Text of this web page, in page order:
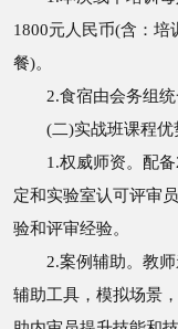
1800元人民币(含：
餐)。
2.食宿由会务组统
(二)实战班课程优
1.权威师资。配备2
定和实验室认可评审
验和评审经验。
2.案例辅助。教师
辅助工具，模拟场景